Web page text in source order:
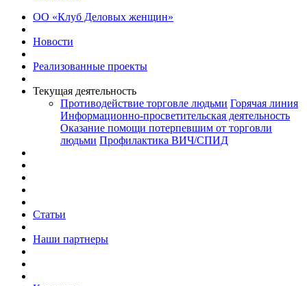
ОО «Клуб Деловых женщин»
Новости
Реализованные проекты
Текущая деятельность
Противодействие торговле людьми Горячая линия
Информационно-просветительская деятельность
Оказание помощи потерпевшим от торговли
людьми Профилактика ВИЧ/СПИД
Статьи
Наши партнеры